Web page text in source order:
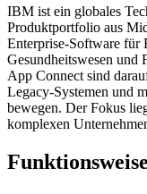
IBM ist ein globales
Produktportfolio aus
Enterprise-Software für
Gesundheitswesen
App Connect sind
Legacy-Systemen und
bewegen. Der Fokus
komplexen
Funktionsweise